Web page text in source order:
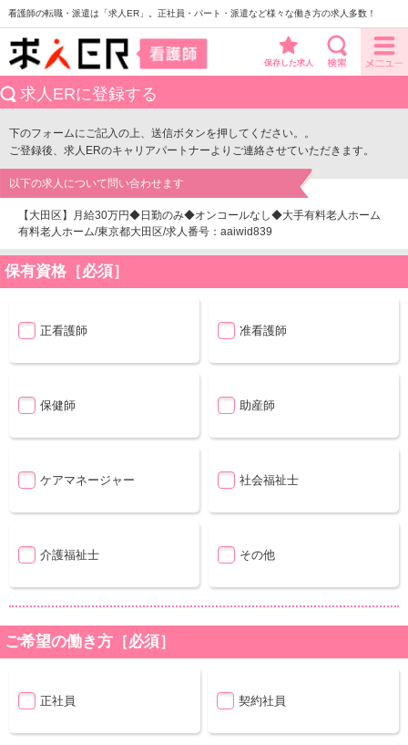
看護師の転職・派遣は「求人ER」。正社員・パート・派遣など様々な働き方の求人多数！
保存した求人
求人ERに登録する
下のフォームにご記入の上、送信ボタンを押してください。。
ご登録後、求人ERのキャリアパートナーよりご連絡させていただきます。
以下の求人について問い合わせます
【大田区】月給30万円◆日勤のみ◆オンコールなし◆大手有料老人ホーム
有料老人ホーム/東京都大田区/求人番号：aaiwid839
保有資格［必須］
正看護師 准看護師
保健師 助産師
ケアマネージャー 社会福祉士
介護福祉士 その他
ご希望の働き方［必須］
正社員 契約社員